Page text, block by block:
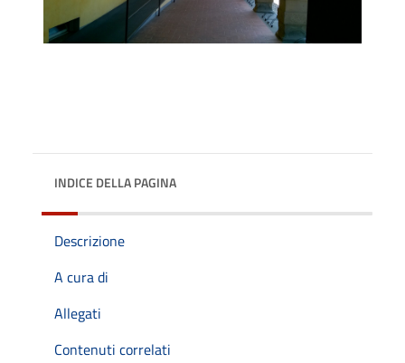
INDICE DELLA PAGINA
Descrizione
A cura di
Allegati
Contenuti correlati